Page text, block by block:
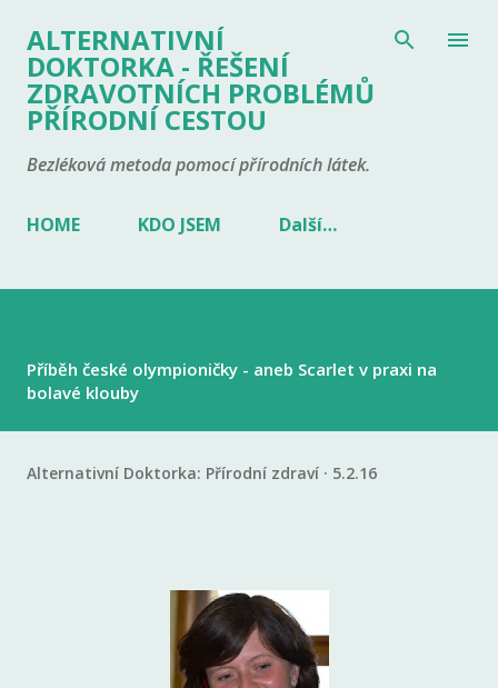
Přeskočit na hlavní obsah
ALTERNATIVNÍ
DOKTORKA - ŘEŠENÍ
ZDRAVOTNÍCH PROBLÉMŮ
PŘÍRODNÍ CESTOU
Bezléková metoda pomocí přírodních látek.
HOME KDO JSEM Další…
Příběh české olympioničky - aneb Scarlet v praxi na
bolavé klouby
Alternativní Doktorka: Přírodní zdraví 5.2.16